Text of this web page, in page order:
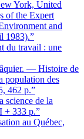
York, United
of the Expert
and
1983).”
du travail : une
— Histoire de
population des
462 p.”
de la
+ 333 p.”
au Québec,